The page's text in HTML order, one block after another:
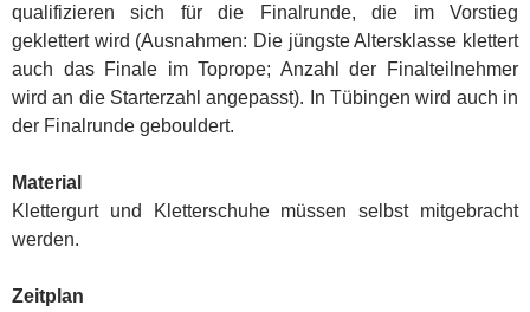
qualifizieren sich für die Finalrunde, die im Vorstieg
geklettert wird (Ausnahmen: Die jüngste Altersklasse klettert
auch das Finale im Toprope; Anzahl der Finalteilnehmer
wird an die Starterzahl angepasst). In Tübingen wird auch in
der Finalrunde gebouldert.
Material
Klettergurt und Kletterschuhe müssen selbst mitgebracht
werden.
Zeitplan